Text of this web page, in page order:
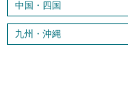
中国・四国
九州・沖縄